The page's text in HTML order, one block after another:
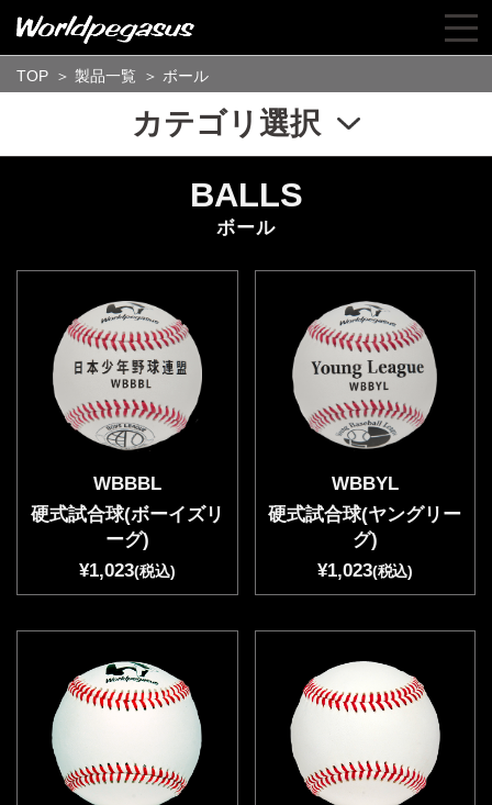
TOP ＞ 製品一覧 ＞ ボール
BALLS
ボール
カテゴリ選択
WBBBL
硬式試合球(ボーイズリ
ーグ)
¥1,023(税込)
WBBYL
硬式試合球(ヤングリー
グ)
¥1,023(税込)